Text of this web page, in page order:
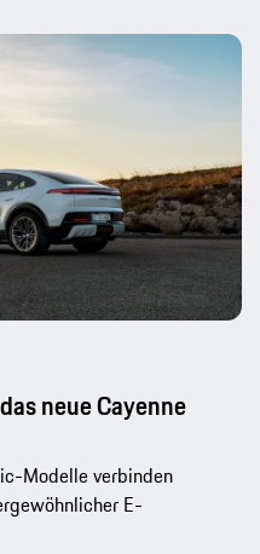
neue Cayenne
Modelle verbinden
E-